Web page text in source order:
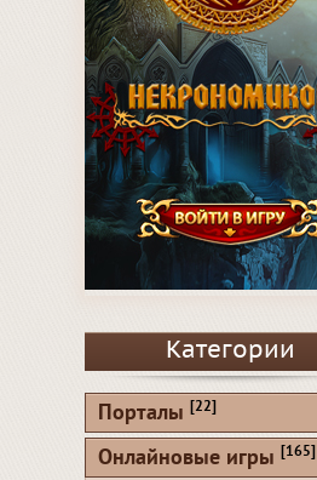
Категории
Порталы [22]
Онлайновые игры [165]